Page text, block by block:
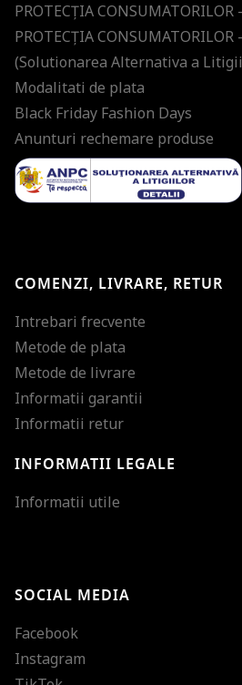
PROTECŢIA CONSUMATORILOR -
PROTECŢIA CONSUMATORILOR -
(Solutionarea Alternativa a
Modalitati de plata
Black Friday Fashion Days
Anunturi rechemare produse
COMENZI, LIVRARE, RETUR
Intrebari frecvente
Metode de plata
Metode de livrare
Informatii garantii
Informatii retur
INFORMATII LEGALE
Informatii utile
SOCIAL MEDIA
Facebook
Instagram